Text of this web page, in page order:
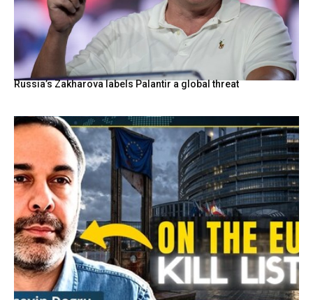
Russia’s Zakharova labels Palantir a global threat